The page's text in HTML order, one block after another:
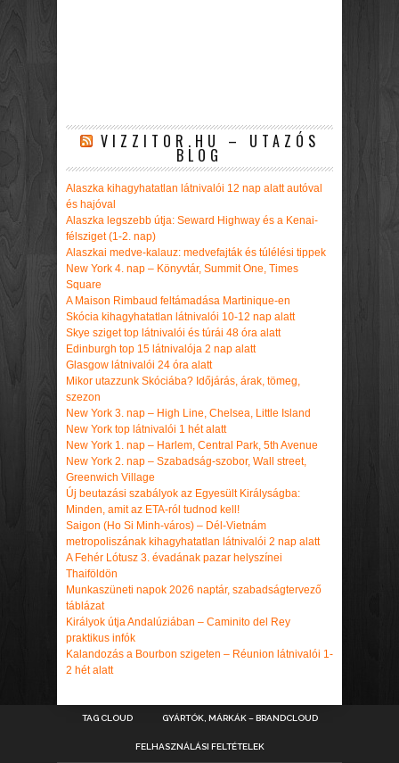
VIZZITOR.HU – UTAZÓS
BLOG
Alaszka kihagyhatatlan látnivalói 12 nap alatt autóval
és hajóval
Alaszka legszebb útja: Seward Highway és a Kenai-
félsziget (1-2. nap)
Alaszkai medve-kalauz: medvefajták és túlélési tippek
New York 4. nap – Könyvtár, Summit One, Times
Square
A Maison Rimbaud feltámadása Martinique-en
Skócia kihagyhatatlan látnivalói 10-12 nap alatt
Skye sziget top látnivalói és túrái 48 óra alatt
Edinburgh top 15 látnivalója 2 nap alatt
Glasgow látnivalói 24 óra alatt
Mikor utazzunk Skóciába? Időjárás, árak, tömeg,
szezon
New York 3. nap – High Line, Chelsea, Little Island
New York top látnivalói 1 hét alatt
New York 1. nap – Harlem, Central Park, 5th Avenue
New York 2. nap – Szabadság-szobor, Wall street,
Greenwich Village
Új beutazási szabályok az Egyesült Királyságba:
Minden, amit az ETA-ról tudnod kell!
Saigon (Ho Si Minh-város) – Dél-Vietnám
metropoliszának kihagyhatatlan látnivalói 2 nap alatt
A Fehér Lótusz 3. évadának pazar helyszínei
Thaiföldön
Munkaszüneti napok 2026 naptár, szabadságtervező
táblázat
Királyok útja Andalúziában – Caminito del Rey
praktikus infók
Kalandozás a Bourbon szigeten – Réunion látnivalói 1-
2 hét alatt
TAG CLOUD GYÁRTÓK, MÁRKÁK – BRANDCLOUD
FELHASZNÁLÁSI FELTÉTELEK